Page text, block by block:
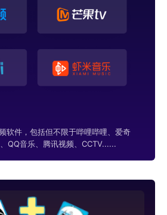
软件，包括但不限于哔哩哔哩、爱奇
QQ音乐、腾讯视频、CCTV......